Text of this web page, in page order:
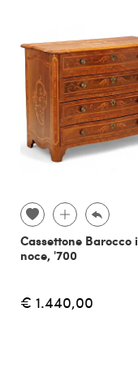
Cassettone Barocco
noce, '700
€ 1.440,00